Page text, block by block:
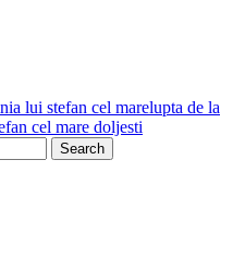
lui stefan cel marelupta de la
cel mare doljesti